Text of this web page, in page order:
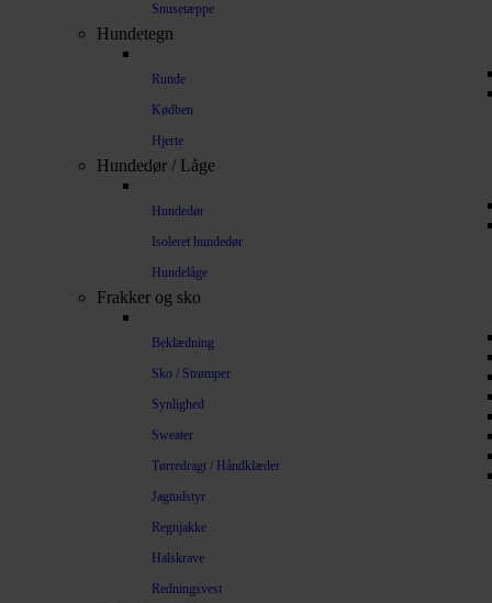
Snusetæppe
Hundetegn
Runde
Kødben
Hjerte
Hundedør / Låge
Hundedør
Isoleret hundedør
Hundelåge
Frakker og sko
Beklædning
Sko / Strømper
Synlighed
Sweater
Tørredragt / Håndklæder
Jagtudstyr
Regnjakke
Halskrave
Redningsvest